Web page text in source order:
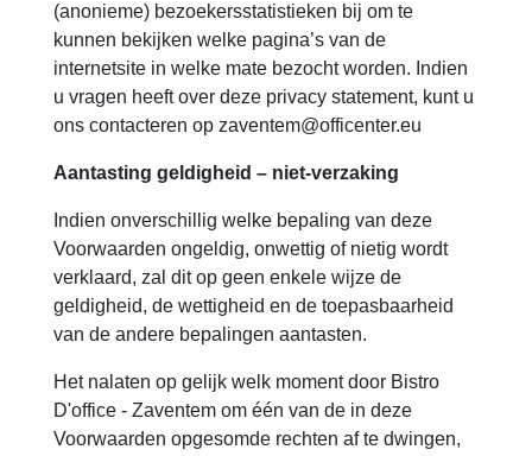
(anonieme) bezoekersstatistieken bij om te
kunnen bekijken welke pagina’s van de
internetsite in welke mate bezocht worden. Indien
u vragen heeft over deze privacy statement, kunt u
ons contacteren op zaventem@officenter.eu
Aantasting geldigheid – niet-verzaking
Indien onverschillig welke bepaling van deze
Voorwaarden ongeldig, onwettig of nietig wordt
verklaard, zal dit op geen enkele wijze de
geldigheid, de wettigheid en de toepasbaarheid
van de andere bepalingen aantasten.
Het nalaten op gelijk welk moment door Bistro
D'office - Zaventem om één van de in deze
Voorwaarden opgesomde rechten af te dwingen,